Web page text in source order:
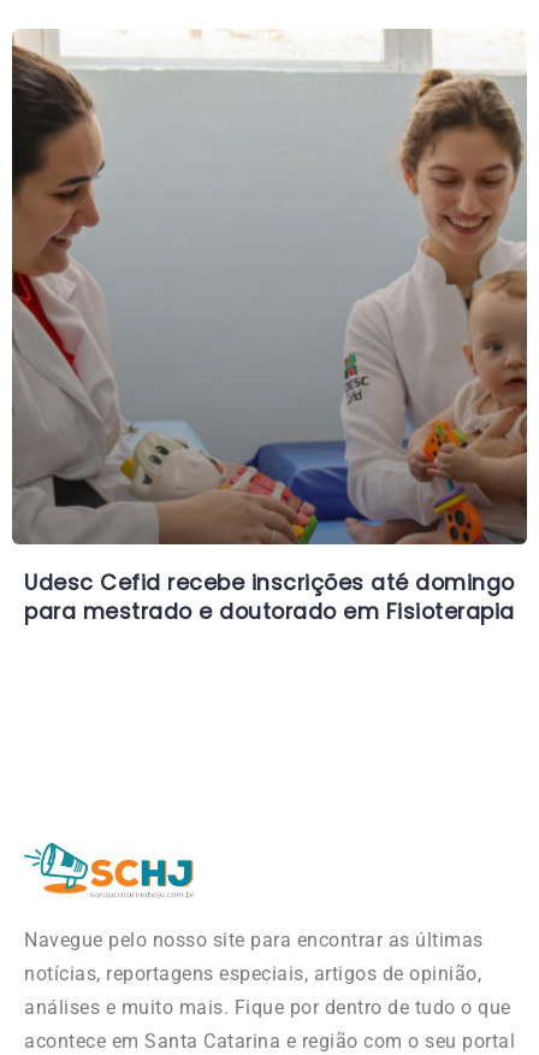
Udesc Cefid recebe inscrições até domingo
para mestrado e doutorado em Fisioterapia
Navegue pelo nosso site para encontrar as últimas
notícias, reportagens especiais, artigos de opinião,
análises e muito mais. Fique por dentro de tudo o que
acontece em Santa Catarina e região com o seu portal